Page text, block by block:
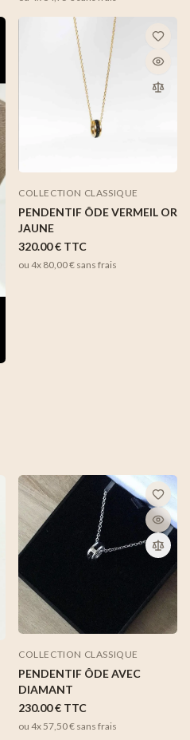
COLLECTION CLASSIQUE
PENDENTIF ÔDE VERMEIL OR
JAUNE
320.00 € TTC
ou 4x 80,00 € sans frais
COLLECTION CLASSIQUE
PENDENTIF ÔDE AVEC
DIAMANT
230.00 € TTC
ou 4x 57,50 € sans frais